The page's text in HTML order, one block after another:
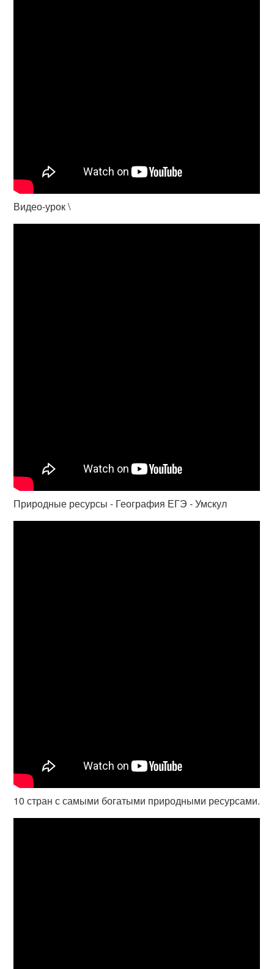
Видео-урок \
Природные ресурсы - География ЕГЭ - Умскул
10 стран с самыми богатыми природными ресурсами.